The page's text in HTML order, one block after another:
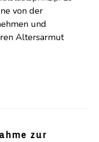
von der
und
Altersarmut
zur